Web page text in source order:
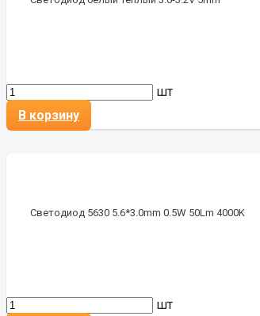
шт
В корзину
Светодиод 5630 5.6*3.0mm 0.5W 50Lm 4000K
шт